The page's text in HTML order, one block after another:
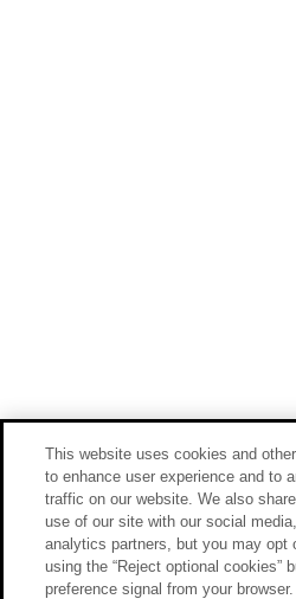
This website uses cookies and
to enhance user experience and to
traffic on our website. We also
use of our site with our social
analytics partners, but you may opt
using the “Reject optional cookies”
preference signal from your